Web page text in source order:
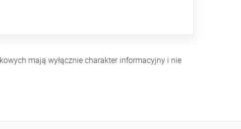
mają wyłącznie charakter informacyjny i nie